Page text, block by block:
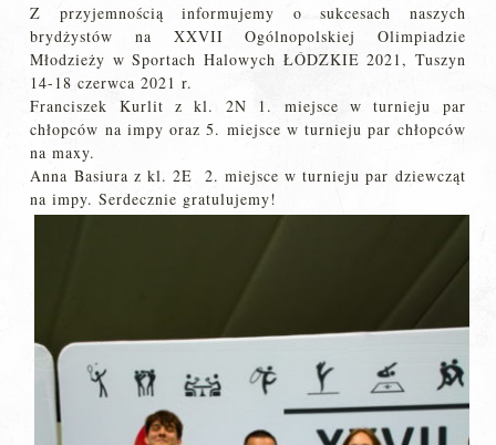
Z przyjemnością informujemy o sukcesach naszych
brydżystów na XXVII Ogólnopolskiej Olimpiadzie
Młodzieży w Sportach Halowych ŁÓDZKIE 2021, Tuszyn
14-18 czerwca 2021 r.
Franciszek Kurlit z kl. 2N 1. miejsce w turnieju par
chłopców na impy oraz 5. miejsce w turnieju par chłopców
na maxy.
Anna Basiura z kl. 2E 2. miejsce w turnieju par dziewcząt
na impy. Serdecznie gratulujemy!